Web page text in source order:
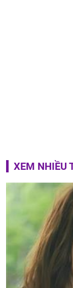
XEM NHIỀU